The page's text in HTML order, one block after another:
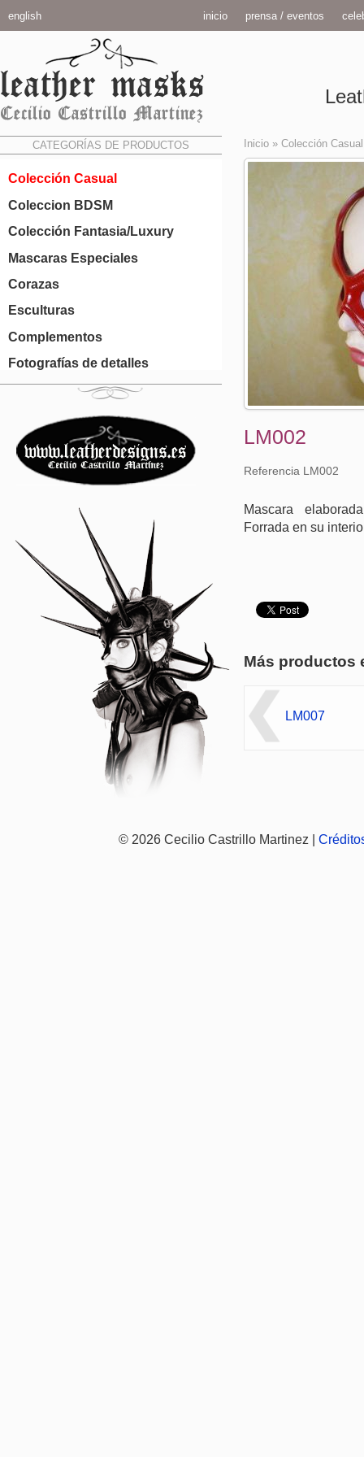
english inicio prensa / eventos
CATEGORÍAS DE PRODUCTOS
Colección Casual
Coleccion BDSM
Colección Fantasia/Luxury
Mascaras Especiales
Corazas
Esculturas
Complementos
Fotografías de detalles
Inicio » Colección Casual
LM002
Referencia LM002
Mascara
Forrada en su
Más productos
LM007
© 2026 Cecilio Castrillo Martinez |